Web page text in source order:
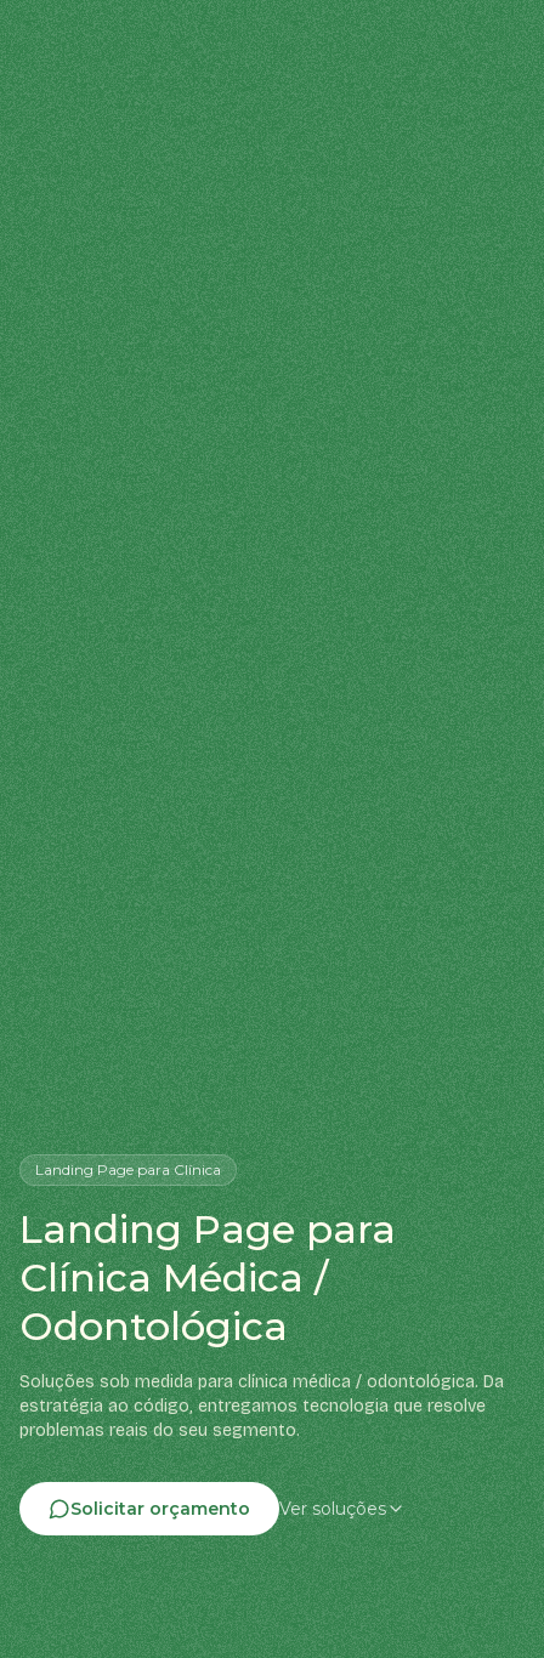
Landing Pagepara Clínica
Landing Page para
Clínica Médica /
Odontológica
Soluções sob medida para clínica médica / odontológica. Da
estratégia ao código, entregamos tecnologia que resolve
problemas reais do seu segmento.
Solicitar orçamento Ver soluções